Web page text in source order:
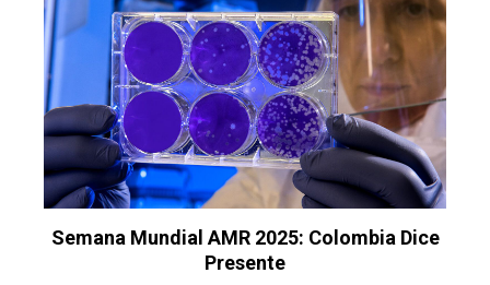
Semana Mundial AMR 2025: Colombia Dice
Presente